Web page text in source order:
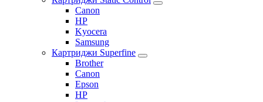
Canon
HP
Kyocera
Samsung
Картриджи Superfine
Brother
Canon
Epson
HP